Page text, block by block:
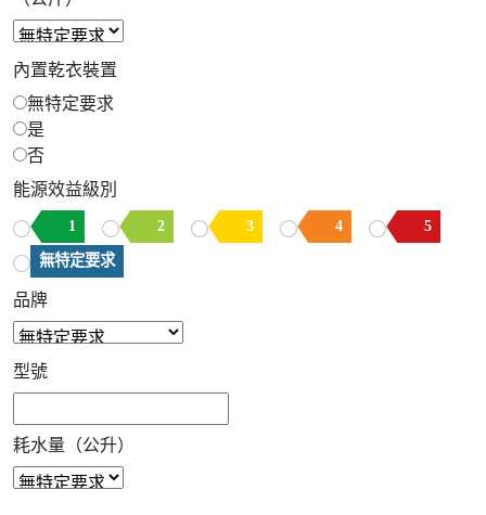
內置乾衣裝置
無特定要求
是
否
能源效益級別
1 2 3 4
5
無特定要求
品牌
型號
耗水量（公升）